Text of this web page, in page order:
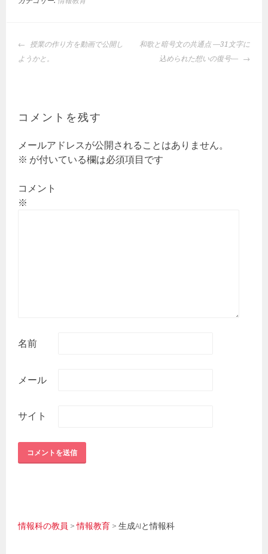
投
稿
ー
ョ
ン
授業の作り方を動画で公開し
ようかと。
和歌と暗号文の共通点 —31文字に
込められた想いの復号—
コメントを残す
メールアドレスが公開されることはありません。
※ が付いている欄は必須項目です
コメント
※
名前
メール
サイト
情報科の教員 >情報教育 >生成AIと情報科